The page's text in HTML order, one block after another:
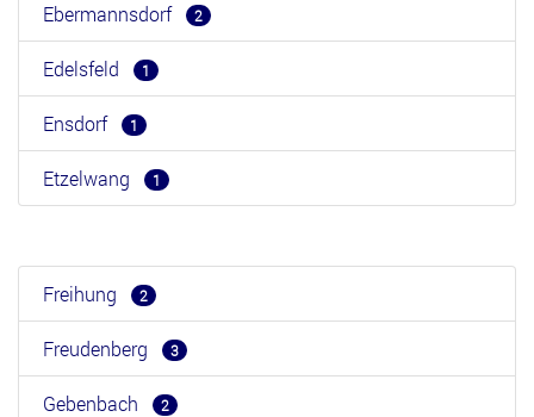
Ebermannsdorf 2
Edelsfeld 1
Ensdorf 1
Etzelwang 1
Freihung 2
Freudenberg 3
Gebenbach 2